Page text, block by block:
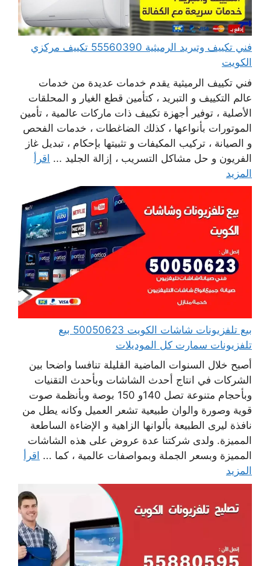
فني تكييف وتبريد الرميثية 55560390 تكييف مركزي
الكويت
فني تكييف الرميثية يقدم خدمات عديدة من خدمات
عالم التكييف و التبريد ، كتأمين قطع الغيار و المحلقات
الأصلية ، توفير أجهزة تكييف ذات ماركات عالمية ، تأمين
الموتورات بأنواعها ، كذلك الضاغطات ، خدمات الفحص
و الصيانة ، تركيب المكيفات و تثبيتها بإحكام ، تبديل غاز
الفريون و حل مشاكل التسريب ، إزالة الجليد ... اقرأ
المزيد
بيع تلفزيونات شاشات الكويت 50050623 بيع
تلفزيونات سمارت كل الموديلات
أصبح خلال السنوات الماضية القليلة تنافسا واضحا بين
الشركات في انتاج أحدث الشاشات وبأحدث التقنيات
وبأحجام متنوعة تصل 140و 150 بوصة وبأنظمة صوت
قوية وصورة والوان طبيعية تشعر العميل وكانه يطل من
نافذة ليرى الطبيعة بألوانها الزاهية و الإضاءة الساطعة
المميزة. ولدى شركتنا عدة عروض على هذه الشاشات
المميزة وبسعر الجملة وبمواصفات عالمية ، كما ... اقرأ
المزيد